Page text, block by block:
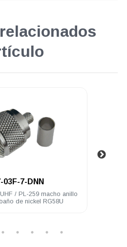
03F-7-DNN
anillo
de nickel RG58U